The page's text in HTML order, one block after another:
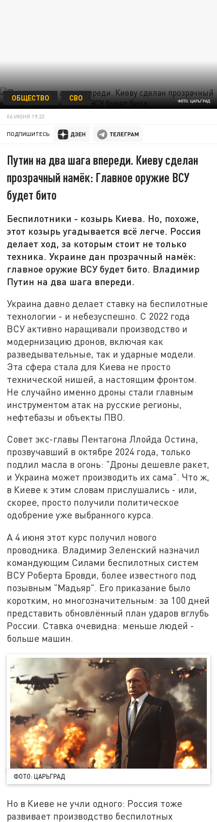
ФОТО: ЦАРЬГРАД
ОБЩЕСТВО СВО
06 ИЮНЯ 19:23
ПОДПИШИТЕСЬ:
Путин на два шага впереди. Киеву сделан
прозрачный намёк: Главное оружие ВСУ
будет бито
Беспилотники - козырь Киева. Но, похоже,
этот козырь угадывается всё легче. Россия
делает ход, за которым стоит не только
техника. Украине дан прозрачный намёк:
главное оружие ВСУ будет бито. Владимир
Путин на два шага впереди.
Украина давно делает ставку на беспилотные
технологии - и небезуспешно. С 2022 года
ВСУ активно наращивали производство и
модернизацию дронов, включая как
разведывательные, так и ударные модели.
Эта сфера стала для Киева не просто
технической нишей, а настоящим фронтом.
Не случайно именно дроны стали главным
инструментом атак на русские регионы,
нефтебазы и объекты ПВО.
Совет экс-главы Пентагона Ллойда Остина,
прозвучавший в октябре 2024 года, только
подлил масла в огонь: "Дроны дешевле ракет,
и Украина может производить их сама". Что ж,
в Киеве к этим словам прислушались - или,
скорее, просто получили политическое
одобрение уже выбранного курса.
А 4 июня этот курс получил нового
проводника. Владимир Зеленский назначил
командующим Силами беспилотных систем
ВСУ Роберта Бровди, более известного под
позывным "Мадьяр". Его приказание было
коротким, но многозначительным: за 100 дней
представить обновлённый план ударов вглубь
России. Ставка очевидна: меньше людей -
больше машин.
ФОТО: ЦАРЬГРАД
Но в Киеве не учли одного: Россия тоже
развивает производство беспилотных